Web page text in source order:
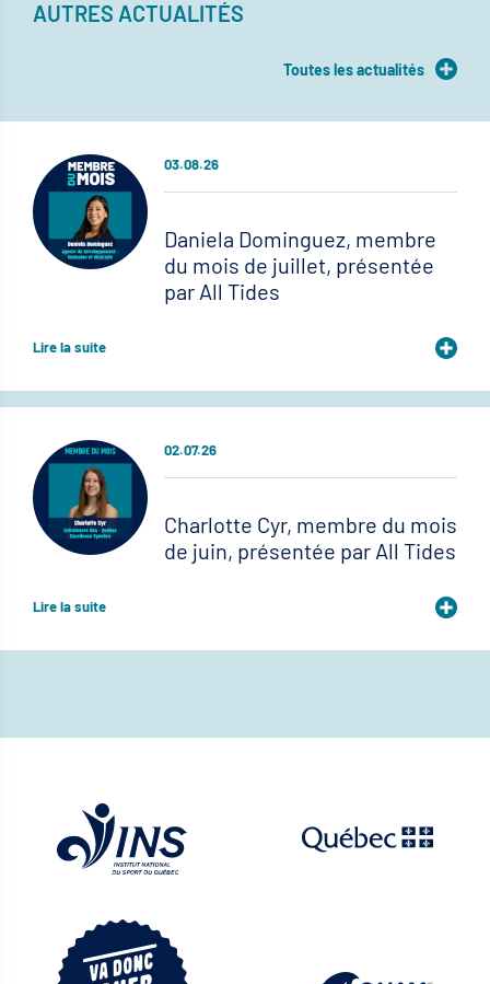
AUTRES ACTUALITÉS
Toutes les actualités
03.08.26
Daniela Dominguez, membre
du mois de juillet, présentée
par All Tides
Lire la suite
02.07.26
Charlotte Cyr, membre du mois
de juin, présentée par All Tides
Lire la suite